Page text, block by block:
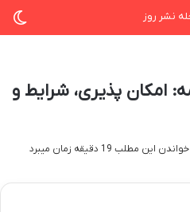
امکان پذیری، شرایط و
خواندن این مطلب 19 دقیقه زمان میبرد